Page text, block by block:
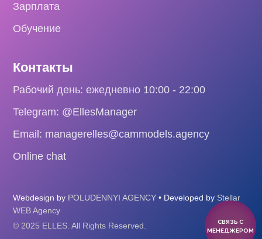
Зарплата
Обучение
Контакты
Рабочий день: ежедневно 10:00 - 22:00
Telegram: @EllesManager
Email: managerelles@cammodels.agency
Online chat
Webdesign by POLUDENNYI AGENCY • Developed by Stellar
WEB Agency
© 2025 ELLES. All Rights Reserved.
СВЯЗЬ С
МЕНЕДЖЕРОМ